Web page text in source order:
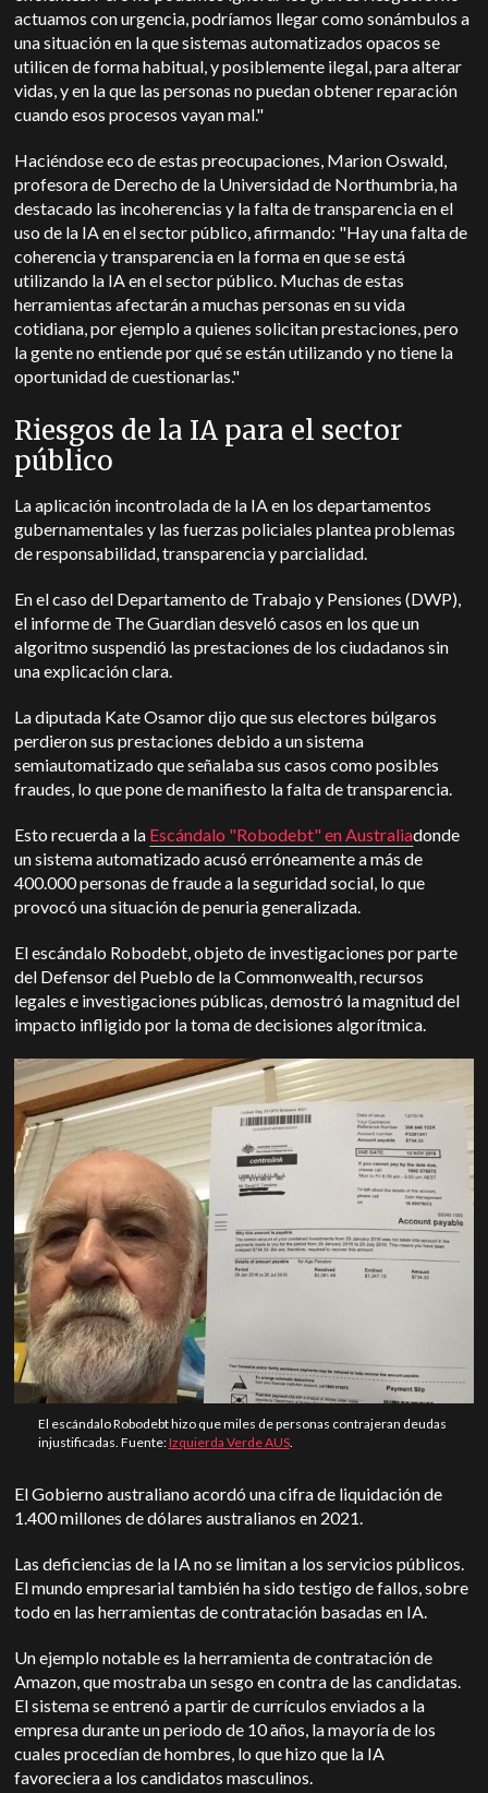
actuamos con urgencia, podríamos llegar como sonámbulos a
una situación en la que sistemas automatizados opacos se
utilicen de forma habitual, y posiblemente ilegal, para alterar
vidas, y en la que las personas no puedan obtener reparación
cuando esos procesos vayan mal."
Haciéndose eco de estas preocupaciones, Marion Oswald,
profesora de Derecho de la Universidad de Northumbria, ha
destacado las incoherencias y la falta de transparencia en el
uso de la IA en el sector público, afirmando: "Hay una falta de
coherencia y transparencia en la forma en que se está
utilizando la IA en el sector público. Muchas de estas
herramientas afectarán a muchas personas en su vida
cotidiana, por ejemplo a quienes solicitan prestaciones, pero
la gente no entiende por qué se están utilizando y no tiene la
oportunidad de cuestionarlas."
Riesgos de la IA para el sector
público
La aplicación incontrolada de la IA en los departamentos
gubernamentales y las fuerzas policiales plantea problemas
de responsabilidad, transparencia y parcialidad.
En el caso del Departamento de Trabajo y Pensiones (DWP),
el informe de The Guardian desveló casos en los que un
algoritmo suspendió las prestaciones de los ciudadanos sin
una explicación clara.
La diputada Kate Osamor dijo que sus electores búlgaros
perdieron sus prestaciones debido a un sistema
semiautomatizado que señalaba sus casos como posibles
fraudes, lo que pone de manifiesto la falta de transparencia.
Esto recuerda a la Escándalo "Robodebt" en Australiadonde
un sistema automatizado acusó erróneamente a más de
400.000 personas de fraude a la seguridad social, lo que
provocó una situación de penuria generalizada.
El escándalo Robodebt, objeto de investigaciones por parte
del Defensor del Pueblo de la Commonwealth, recursos
legales e investigaciones públicas, demostró la magnitud del
impacto infligido por la toma de decisiones algorítmica.
El escándalo Robodebt hizo que miles de personas contrajeran deudas
injustificadas. Fuente:Izquierda Verde AUS.
El Gobierno australiano acordó una cifra de liquidación de
1.400 millones de dólares australianos en 2021.
Las deficiencias de la IA no se limitan a los servicios públicos.
El mundo empresarial también ha sido testigo de fallos, sobre
todo en las herramientas de contratación basadas en IA.
Un ejemplo notable es la herramienta de contratación de
Amazon, que mostraba un sesgo en contra de las candidatas.
El sistema se entrenó a partir de currículos enviados a la
empresa durante un periodo de 10 años, la mayoría de los
cuales procedían de hombres, lo que hizo que la IA
favoreciera a los candidatos masculinos.